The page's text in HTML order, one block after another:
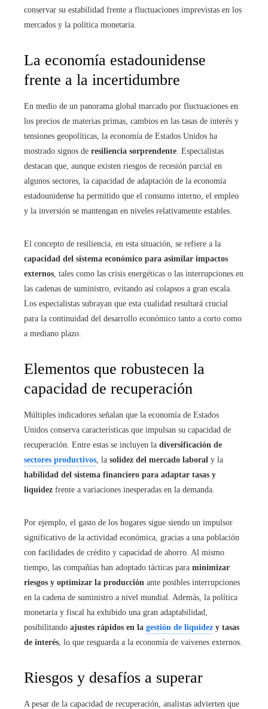
conservar su estabilidad frente a fluctuaciones imprevistas en los
mercados y la política monetaria.
La economía estadounidense
frente a la incertidumbre
En medio de un panorama global marcado por fluctuaciones en
los precios de materias primas, cambios en las tasas de interés y
tensiones geopolíticas, la economía de Estados Unidos ha
mostrado signos de resiliencia sorprendente. Especialistas
destacan que, aunque existen riesgos de recesión parcial en
algunos sectores, la capacidad de adaptación de la economía
estadounidense ha permitido que el consumo interno, el empleo
y la inversión se mantengan en niveles relativamente estables.
El concepto de resiliencia, en esta situación, se refiere a la
capacidad del sistema económico para asimilar impactos
externos, tales como las crisis energéticas o las interrupciones en
las cadenas de suministro, evitando así colapsos a gran escala.
Los especialistas subrayan que esta cualidad resultará crucial
para la continuidad del desarrollo económico tanto a corto como
a mediano plazo.
Elementos que robustecen la
capacidad de recuperación
Múltiples indicadores señalan que la economía de Estados
Unidos conserva características que impulsan su capacidad de
recuperación. Entre estas se incluyen la diversificación de
sectores productivos, la solidez del mercado laboral y la
habilidad del sistema financiero para adaptar tasas y
liquidez frente a variaciones inesperadas en la demanda.
Por ejemplo, el gasto de los hogares sigue siendo un impulsor
significativo de la actividad económica, gracias a una población
con facilidades de crédito y capacidad de ahorro. Al mismo
tiempo, las compañías han adoptado tácticas para minimizar
riesgos y optimizar la producción ante posibles interrupciones
en la cadena de suministro a nivel mundial. Además, la política
monetaria y fiscal ha exhibido una gran adaptabilidad,
posibilitando ajustes rápidos en la gestión de liquidez y tasas
de interés, lo que resguarda a la economía de vaivenes externos.
Riesgos y desafíos a superar
A pesar de la capacidad de recuperación, analistas advierten que